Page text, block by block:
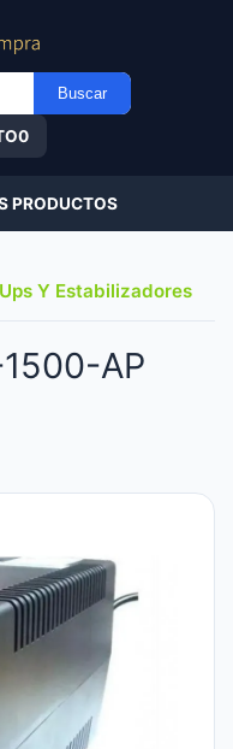
Buscar
0
PRODUCTOS
Ups Y Estabilizadores
AP